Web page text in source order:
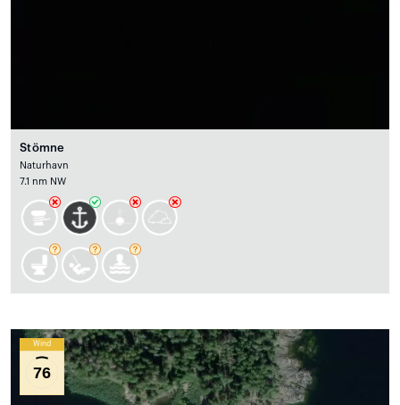
Stömne
Naturhavn
7.1 nm NW
Wind
76